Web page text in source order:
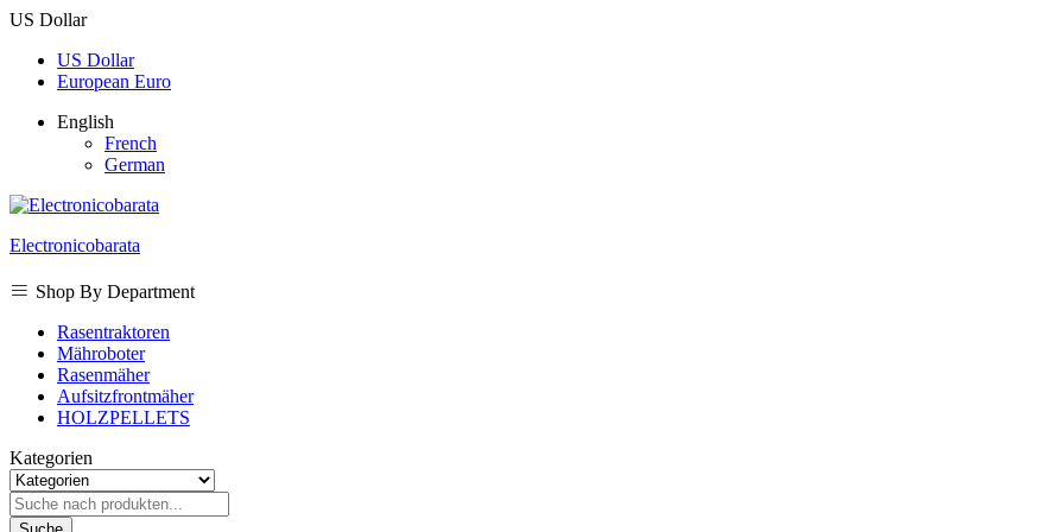
US Dollar
US Dollar
European Euro
English
French
German
Electronicobarata
Shop By Department
Rasentraktoren
Mähroboter
Rasenmäher
Aufsitzfrontmäher
HOLZPELLETS
Kategorien